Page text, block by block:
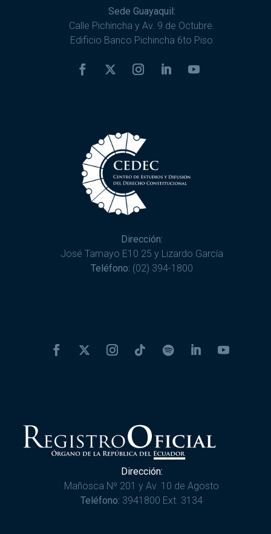
Sede Guayaquil:
Calle Pichincha y Av. 9 de Octubre.
Edificio Banco Pichincha 6to Piso
Dirección:
José Tamayo E10 25 y Lizardo García
Teléfono: (02) 394-1800
Dirección:
Mañosca Nº 201 y Av. 10 de Agosto
Teléfono: 3941800 Ext. 3134